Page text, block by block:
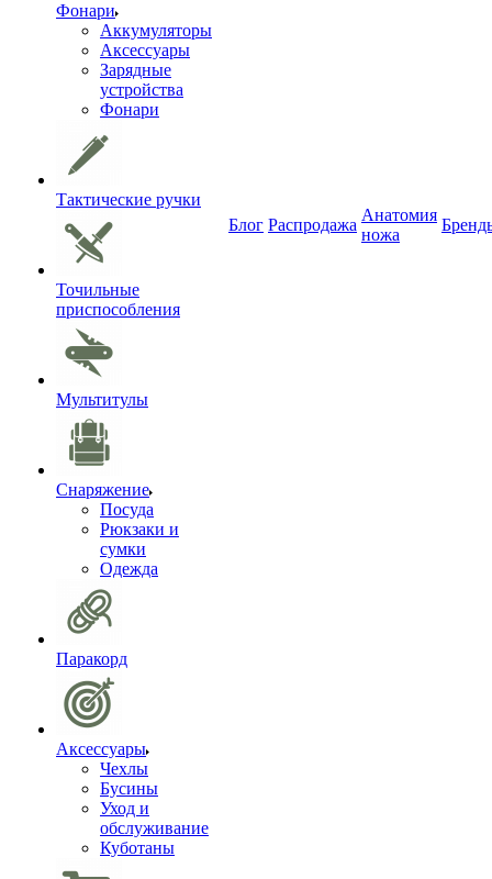
Фонари
Аккумуляторы
Аксессуары
Зарядные
устройства
Фонари
Тактические ручки
Точильные
приспособления
Мультитулы
Снаряжение
Посуда
Рюкзаки и
сумки
Одежда
Паракорд
Аксессуары
Чехлы
Бусины
Уход и
обслуживание
Куботаны
Блог Распродажа
Анатомия
ножа